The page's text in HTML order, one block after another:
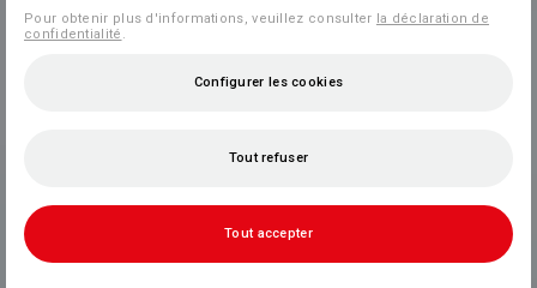
Pour obtenir plus d'informations, veuillez consulter la déclaration de
confidentialité
Configurer les cookies
Tout refuser
Tout accepter